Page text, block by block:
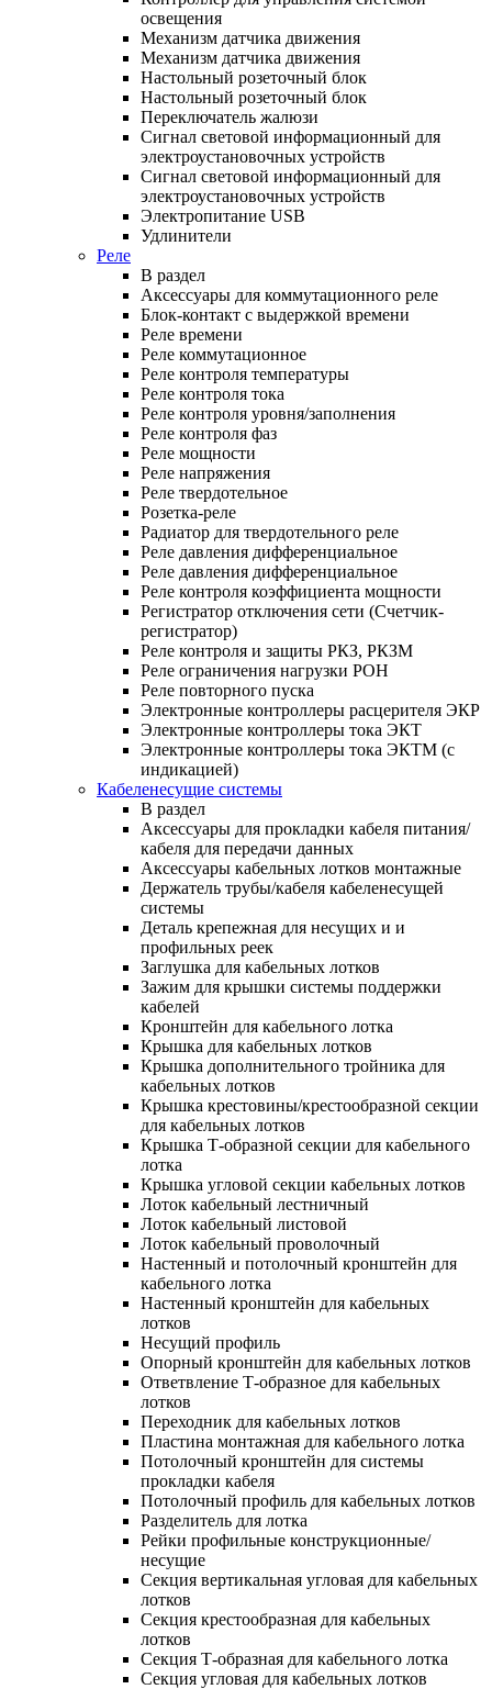
освещения
Механизм датчика движения
Механизм датчика движения
Настольный розеточный блок
Настольный розеточный блок
Переключатель жалюзи
Сигнал световой информационный для
электроустановочных устройств
Сигнал световой информационный для
электроустановочных устройств
Электропитание USB
Удлинители
Реле
В раздел
Аксессуары для коммутационного реле
Блок-контакт с выдержкой времени
Реле времени
Реле коммутационное
Реле контроля температуры
Реле контроля тока
Реле контроля уровня/заполнения
Реле контроля фаз
Реле мощности
Реле напряжения
Реле твердотельное
Розетка-реле
Радиатор для твердотельного реле
Реле давления дифференциальное
Реле давления дифференциальное
Реле контроля коэффициента мощности
Регистратор отключения сети (Счетчик-
регистратор)
Реле контроля и защиты РКЗ, РКЗМ
Реле ограничения нагрузки РОН
Реле повторного пуска
Электронные контроллеры расцерителя ЭКР
Электронные контроллеры тока ЭКТ
Электронные контроллеры тока ЭКТМ (с
индикацией)
Кабеленесущие системы
В раздел
Аксессуары для прокладки кабеля питания/
кабеля для передачи данных
Аксессуары кабельных лотков монтажные
Держатель трубы/кабеля кабеленесущей
системы
Деталь крепежная для несущих и и
профильных реек
Заглушка для кабельных лотков
Зажим для крышки системы поддержки
кабелей
Кронштейн для кабельного лотка
Крышка для кабельных лотков
Крышка дополнительного тройника для
кабельных лотков
Крышка крестовины/крестообразной секции
для кабельных лотков
Крышка Т-образной секции для кабельного
лотка
Крышка угловой секции кабельных лотков
Лоток кабельный лестничный
Лоток кабельный листовой
Лоток кабельный проволочный
Настенный и потолочный кронштейн для
кабельного лотка
Настенный кронштейн для кабельных
лотков
Несущий профиль
Опорный кронштейн для кабельных лотков
Ответвление Т-образное для кабельных
лотков
Переходник для кабельных лотков
Пластина монтажная для кабельного лотка
Потолочный кронштейн для системы
прокладки кабеля
Потолочный профиль для кабельных лотков
Разделитель для лотка
Рейки профильные конструкционные/
несущие
Секция вертикальная угловая для кабельных
лотков
Секция крестообразная для кабельных
лотков
Секция Т-образная для кабельного лотка
Секция угловая для кабельных лотков